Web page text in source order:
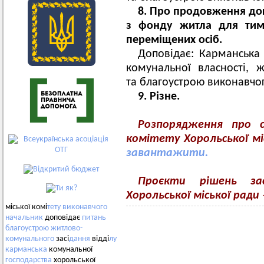
міської комітету виконавчого
начальник доповідає питань
благоустрою житлово-
комунального засідання відділу
карманська комунальної
господарства хорольської
8. Про продовження
з фонду житла для
переміщених осіб.
Доповідає:
комунальної власності,
та благоустрою
9. Різне.
Розпорядження про
комітету Хорольської
завантажити.
Проєкти рішень
Хорольської міської ради